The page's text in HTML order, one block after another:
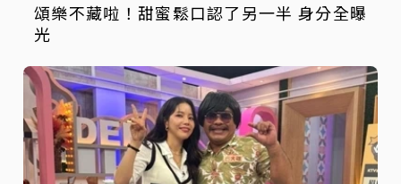
頌樂不藏啦！甜蜜鬆口認了另一半 身分全曝
光